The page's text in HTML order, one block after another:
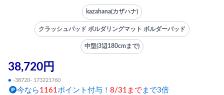
kazahana(カザハナ)
クラッシュパッド ボルダリングマット ボルダーパッド
中型(3辺180cmまで)
38,720円
● -38720- 173221760
今なら 1161ポイント付与！ 8/31まで まで3倍